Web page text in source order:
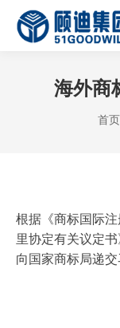
海外商
您
首页
根据《商标国际
里协定有关议定
向国家商标局递交